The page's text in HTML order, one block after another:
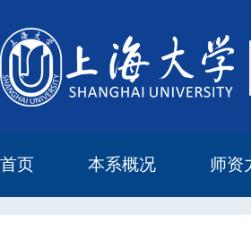
首页 本系概况 师资